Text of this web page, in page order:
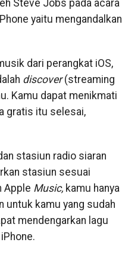
Steve Jobs pada acara
yaitu mengandalkan
dari perangkat iOS,
discover(streaming
Kamu dapat menikmati
gratis itu selesai,
stasiun radio siaran
stasiun sesuai
Apple Music,kamu hanya
untuk kamu yang sudah
mendengarkan lagu